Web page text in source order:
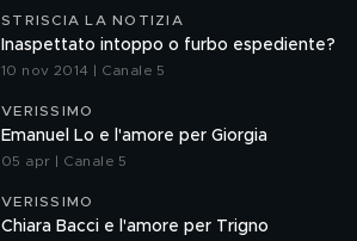
STRISCIA LA NOTIZIA
Inaspettato intoppo o furbo espediente?
10 nov 2014 | Canale 5
VERISSIMO
Emanuel Lo e l'amore per Giorgia
05 apr | Canale 5
VERISSIMO
Chiara Bacci e l'amore per Trigno